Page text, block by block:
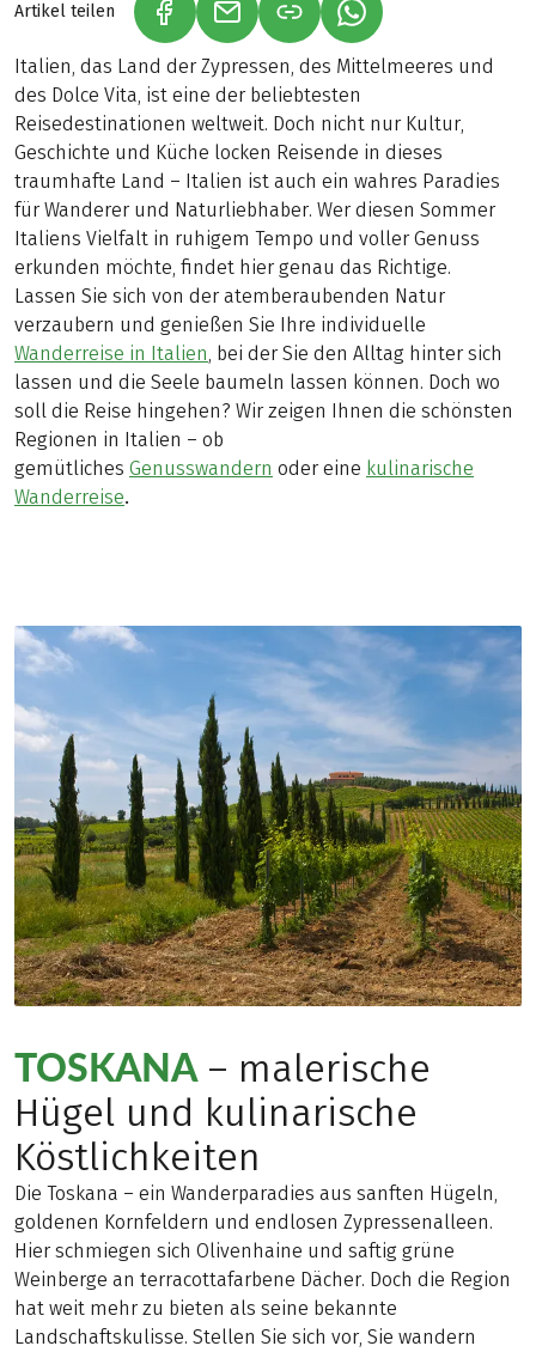
Artikel teilen (LINK ÖFFNET IN NEUEM TAB)
(LINK ÖFFNET IN NEUEM TAB)
(LINK ÖFFNET IN
Italien, das Land der Zypressen, des Mittelmeeres und
des Dolce Vita, ist eine der beliebtesten
Reisedestinationen weltweit. Doch nicht nur Kultur,
Geschichte und Küche locken Reisende in dieses
traumhafte Land – Italien ist auch ein wahres Paradies
für Wanderer und Naturliebhaber. Wer diesen Sommer
Italiens Vielfalt in ruhigem Tempo und voller Genuss
erkunden möchte, findet hier genau das Richtige.
Lassen Sie sich von der atemberaubenden Natur
verzaubern und genießen Sie Ihre individuelle
Wanderreise in Italien, bei der Sie den Alltag hinter sich
lassen und die Seele baumeln lassen können. Doch wo
soll die Reise hingehen? Wir zeigen Ihnen die schönsten
Regionen in Italien – ob
gemütliches Genusswandern oder eine kulinarische
Wanderreise.
TOSKANA– malerische
Hügel und kulinarische
Köstlichkeiten
Die Toskana – ein Wanderparadies aus sanften Hügeln,
goldenen Kornfeldern und endlosen Zypressenalleen.
Hier schmiegen sich Olivenhaine und saftig grüne
Weinberge an terracottafarbene Dächer. Doch die Region
hat weit mehr zu bieten als seine bekannte
Landschaftskulisse. Stellen Sie sich vor, Sie wandern